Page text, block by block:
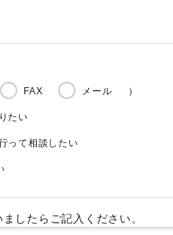
FAX メール ）
たい
って相談したい
したらご記入ください。